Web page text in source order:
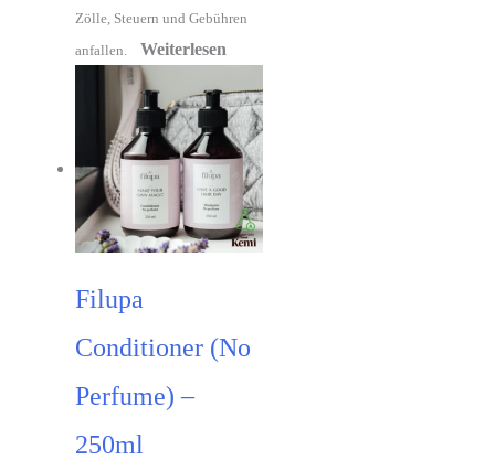
Zölle, Steuern und Gebühren
anfallen. Weiterlesen
Filupa
Conditioner (No
Perfume) –
250ml